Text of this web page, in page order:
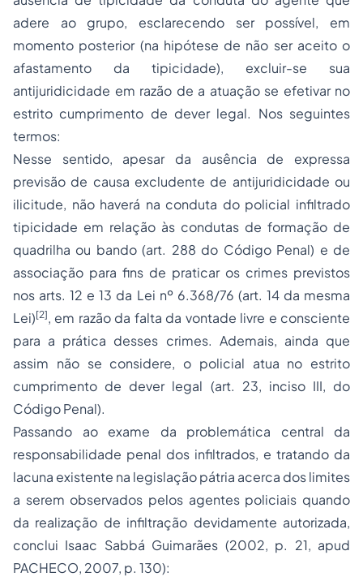
adere ao grupo, esclarecendo ser possível, em
momento posterior (na hipótese de não ser aceito o
afastamento da tipicidade), excluir-se sua
antijuridicidade em razão de a atuação se efetivar no
estrito cumprimento de dever legal. Nos seguintes
termos:
Nesse sentido, apesar da ausência de expressa
previsão de causa excludente de antijuridicidade ou
ilicitude, não haverá na conduta do policial infiltrado
tipicidade em relação às condutas de formação de
quadrilha ou bando (art. 288 do Código Penal) e de
associação para fins de praticar os crimes previstos
nos arts. 12 e 13 da Lei nº 6.368/76 (art. 14 da mesma
Lei)[2], em razão da falta da vontade livre e consciente
para a prática desses crimes. Ademais, ainda que
assim não se considere, o policial atua no estrito
cumprimento de dever legal (art. 23, inciso III, do
Código Penal).
Passando ao exame da problemática central da
responsabilidade penal dos infiltrados, e tratando da
lacuna existente na legislação pátria acerca dos limites
a serem observados pelos agentes policiais quando
da realização de infiltração devidamente autorizada,
conclui Isaac Sabbá Guimarães (2002, p. 21, apud
PACHECO, 2007, p. 130):